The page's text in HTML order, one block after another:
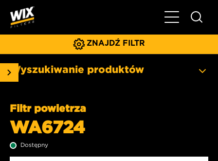
Pokaż/ukryj
ZNAJDŹ FILTR
Wyszukiwanie produktów
Filtr powietrza
WA6724
Dostępny